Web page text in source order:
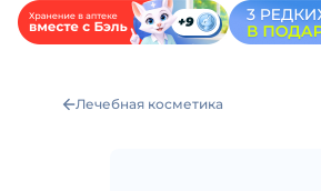
Лечебная косметика